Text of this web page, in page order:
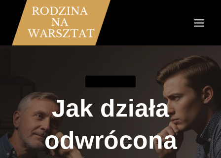
Przejdź
treści
Jak działa
odwrócona